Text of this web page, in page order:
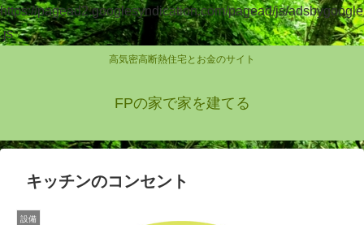
https://pagead2.googlesyndication.com/pagead/js/adsbygoogle
.js
高気密高断熱住宅とお金のサイト
FPの家で家を建てる
キッチンのコンセント
設備